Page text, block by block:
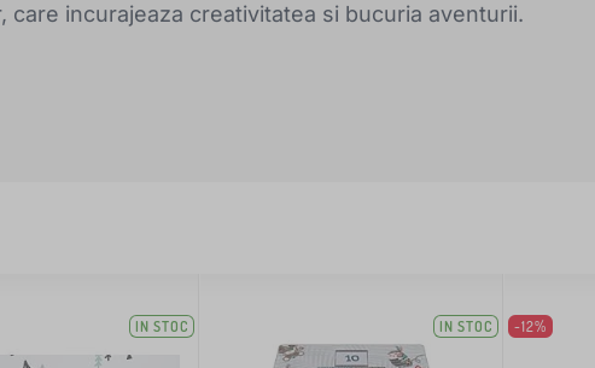
care incurajeaza creativitatea si bucuria aventurii.
IN STOC IN STOC -12%